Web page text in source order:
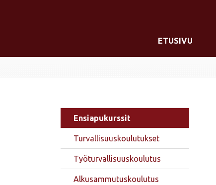
ETUSIVU
Ensiapukurssit
Turvallisuuskoulutukset
Työturvallisuuskoulutus
Alkusammutus­koulutus